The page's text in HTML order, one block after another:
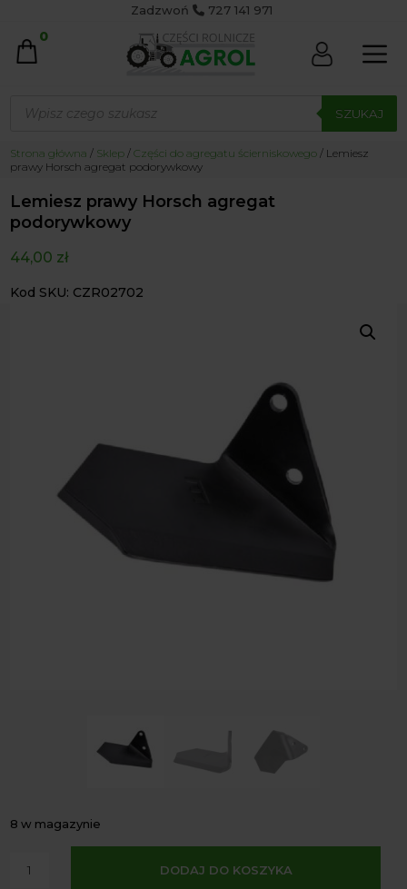
Zadzwoń 727 141 971
0
produktów SZUKAJ
Strona główna / Sklep /Części do agregatu ścierniskowego / Lemiesz
prawy Horsch agregat podorywkowy
Lemiesz prawy Horsch agregat
podorywkowy
44,00 zł
Kod SKU: CZR02702
8 w magazynie
DODAJ DO KOSZYKA